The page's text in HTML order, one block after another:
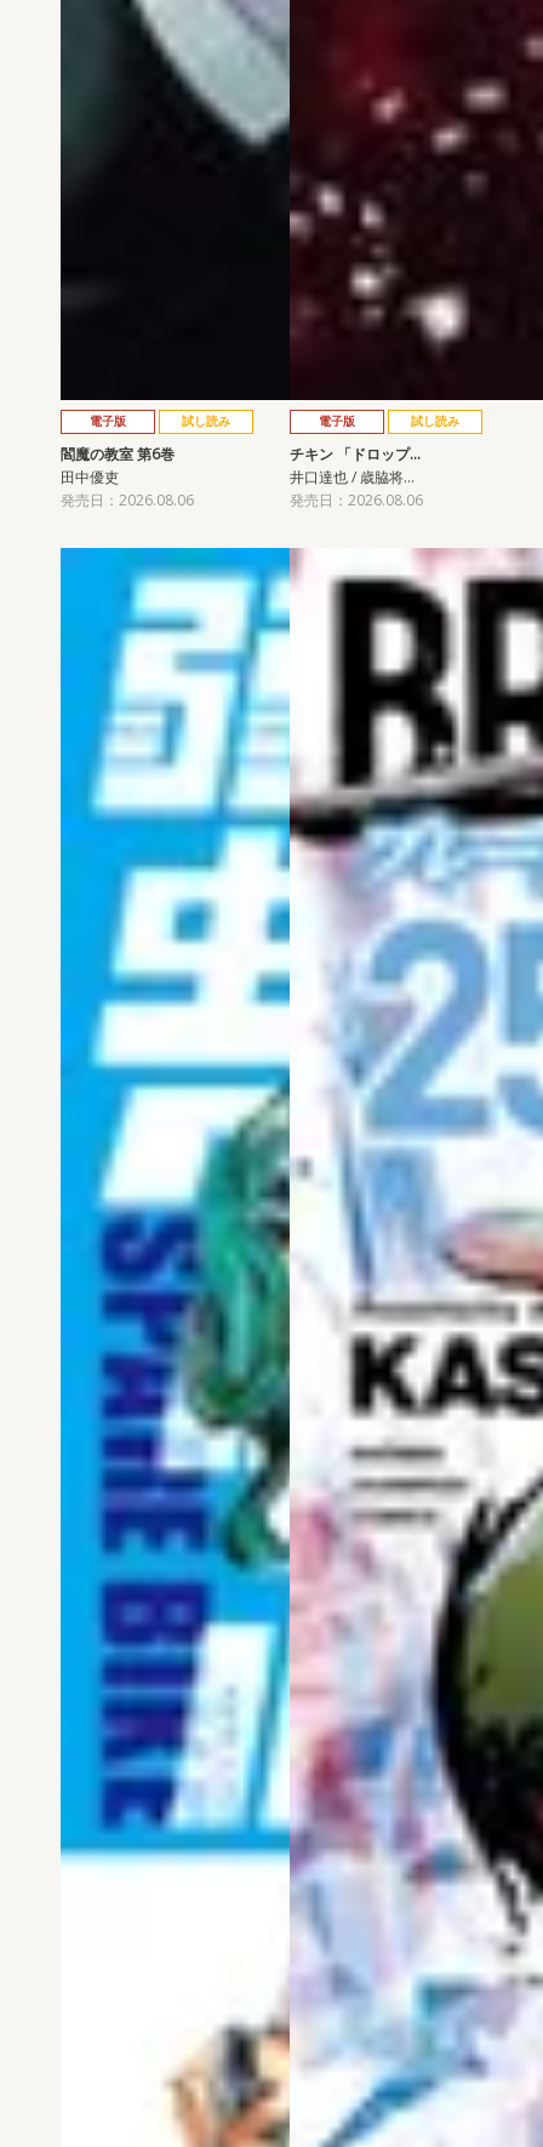
電子版 試し読み
閻魔の教室 第6巻
田中優吏
発売日：2026.08.06
電子版 試し読み
チキン 「ドロップ…
井口達也 / 歳脇将…
発売日：2026.08.06